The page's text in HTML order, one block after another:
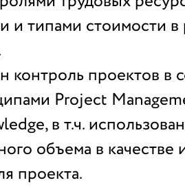
и типами стоимости в
контроль проектов в
Project
в т.ч.
объема в качестве
проекта.